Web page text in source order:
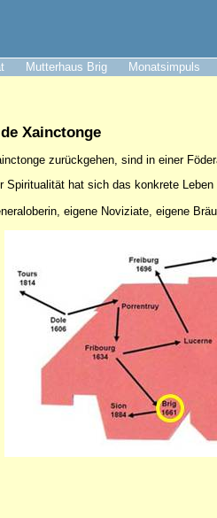
Mutterhaus Brig Monatsimpuls
Xainctonge
zurückgehen, sind in einer
hat sich das konkrete
eigene Noviziate, eigene